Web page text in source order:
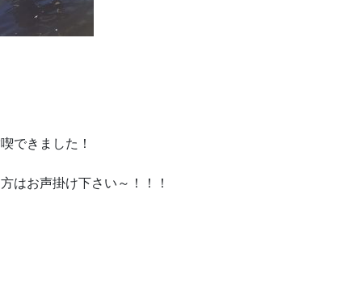
できました！
はお声掛け下さい～！！！